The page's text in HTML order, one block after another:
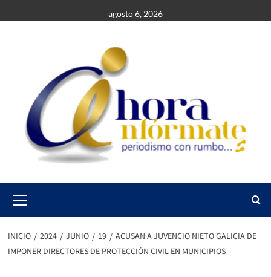
al
agosto 6, 2026
Menu
INICIO 2024 JUNIO 19
ACUSAN A JUVENCIO NIETO GALICIA DE
IMPONER DIRECTORES DE PROTECCIÓN CIVIL EN MUNICIPIOS